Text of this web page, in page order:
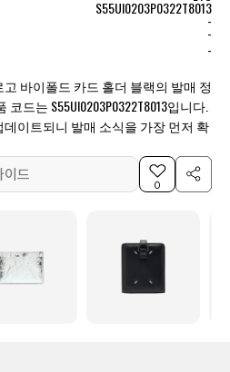
S55UI0203P0322T8013
-
-
-
바이폴드 카드 홀더 블랙의 발매 정
드는 S55UI0203P0322T8013입니다.
이트되니 발매 소식을 가장 먼저 확
이드
0